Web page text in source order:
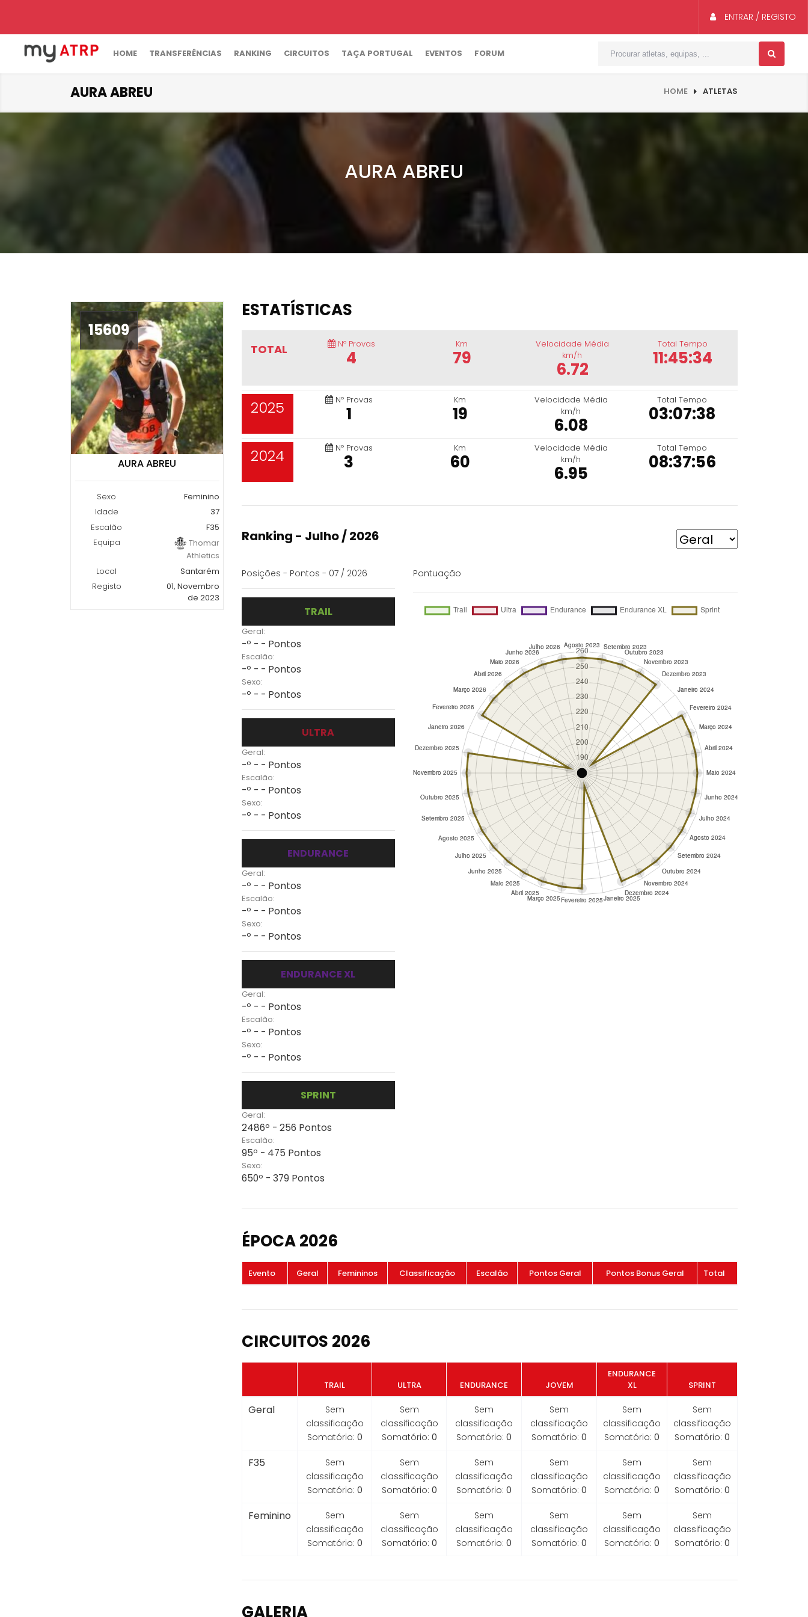
ENTRAR / REGISTO
HOME TRANSFERÊNCIAS RANKING CIRCUITOS TAÇA PORTUGAL EVENTOS FORUM
AURA ABREU HOME ATLETAS
AURA ABREU
15609
AURA ABREU
Sexo
Feminino
Idade
37
Escalão
F35
Equipa
Thomar
Athletics
Local
Santarém
Registo
01, Novembro
de 2023
ESTATÍSTICAS
TOTAL Nº Provas
4
Km
79
Velocidade Média
km/h
6.72
Total Tempo
11:45:34
2025 Nº Provas
1
Km
19
Velocidade Média
km/h
6.08
Total Tempo
03:07:38
2024 Nº Provas
3
Km
60
Velocidade Média
km/h
6.95
Total Tempo
08:37:56
Ranking - Julho / 2026
Posições - Pontos - 07 / 2026
TRAIL
Geral:
-º - - Pontos
Escalão:
-º - - Pontos
Sexo:
-º - - Pontos
ULTRA
Geral:
-º - - Pontos
Escalão:
-º - - Pontos
Sexo:
-º - - Pontos
ENDURANCE
Geral:
-º - - Pontos
Escalão:
-º - - Pontos
Sexo:
-º - - Pontos
ENDURANCE XL
Geral:
-º - - Pontos
Escalão:
-º - - Pontos
Sexo:
-º - - Pontos
SPRINT
Geral:
2486º - 256 Pontos
Escalão:
95º - 475 Pontos
Sexo:
650º - 379 Pontos
Pontuação
ÉPOCA 2026
Evento Geral Femininos Classificação Escalão Pontos Geral Pontos Bonus Geral Total
CIRCUITOS 2026
TRAIL ULTRA ENDURANCE JOVEM
ENDURANCE
XL
SPRINT
Geral
Sem
classificação
Somatório: 0
Sem
classificação
Somatório: 0
Sem
classificação
Somatório: 0
Sem
classificação
Somatório: 0
Sem
classificação
Somatório: 0
Sem
classificação
Somatório: 0
F35
Sem
classificação
Somatório: 0
Sem
classificação
Somatório: 0
Sem
classificação
Somatório: 0
Sem
classificação
Somatório: 0
Sem
classificação
Somatório: 0
Sem
classificação
Somatório: 0
Feminino
Sem
classificação
Somatório: 0
Sem
classificação
Somatório: 0
Sem
classificação
Somatório: 0
Sem
classificação
Somatório: 0
Sem
classificação
Somatório: 0
Sem
classificação
Somatório: 0
GALERIA